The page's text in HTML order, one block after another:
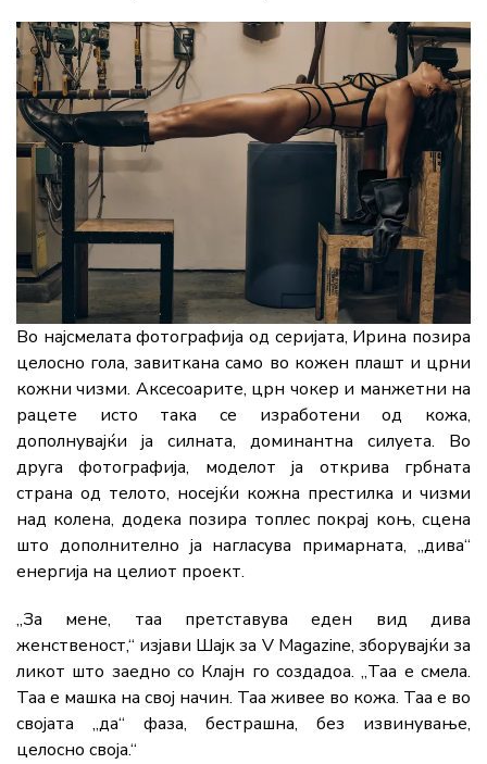
Во најсмелата фотографија од серијата, Ирина позира
целосно гола, завиткана само во кожен плашт и црни
кожни чизми. Аксесоарите, црн чокер и манжетни на
рацете исто така се изработени од кожа,
дополнувајќи ја силната, доминантна силуета. Во
друга фотографија, моделот ја открива грбната
страна од телото, носејќи кожна престилка и чизми
над колена, додека позира топлес покрај коњ, сцена
што дополнително ја нагласува примарната, „дива“
енергија на целиот проект.
„За мене, таа претставува еден вид дива
женственост,“ изјави Шајк за V Magazine, зборувајќи за
ликот што заедно со Клајн го создадоа. „Таа е смела.
Таа е машка на свој начин. Таа живее во кожа. Таа е во
својата „да“ фаза, бестрашна, без извинување,
целосно своја.“